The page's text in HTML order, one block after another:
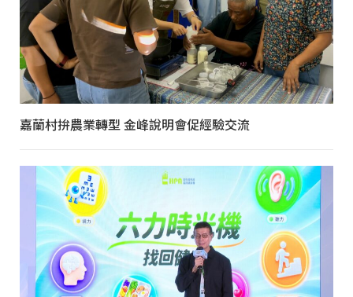
嘉蘭村拚農業轉型 金峰說明會促經驗交流